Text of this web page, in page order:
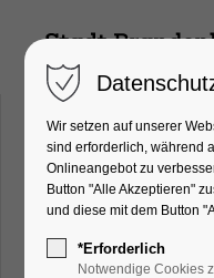
wobra
Hauptstraße
Brandenburg
Wir setzen auf unserer
sind erforderlich, während
Onlineangebot zu
Button "Alle Akzeptieren"
und diese mit dem Button
*Erforderlich
Notwendige Cookies